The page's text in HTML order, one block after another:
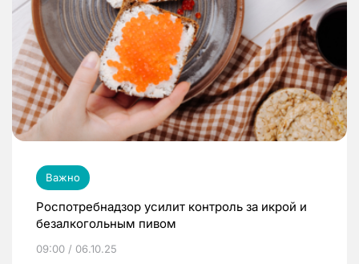
Важно
Роспотребнадзор усилит контроль за икрой и
безалкогольным пивом
09:00 / 06.10.25